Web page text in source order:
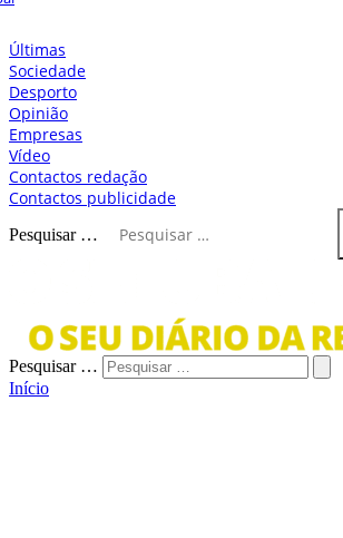
Últimas
Sociedade
Desporto
Opinião
Empresas
Vídeo
Contactos redação
Contactos publicidade
Pesquisar …
Pesquisar …
Início